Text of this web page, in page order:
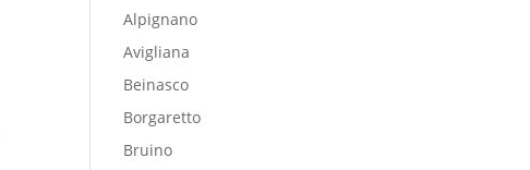
Alpignano
Avigliana
Beinasco
Borgaretto
Bruino